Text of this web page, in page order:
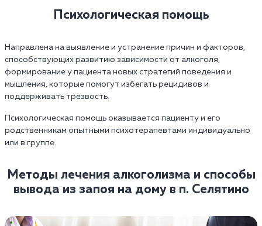
Психологическая помощь
Направлена на выявление и устранение причин и факторов,
способствующих развитию зависимости от алкоголя,
формирование у пациента новых стратегий поведения и
мышления, которые помогут избегать рецидивов и
поддерживать трезвость.
Психологическая помощь оказывается пациенту и его
родственникам опытными психотерапевтами индивидуально
или в группе.
Методы лечения алкоголизма и способы
вывода из запоя на дому в п. Селятино